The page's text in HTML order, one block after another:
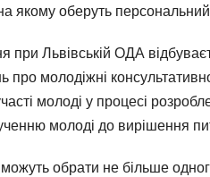
якому оберуть
при Львівській ОДА
молодіжні
молоді у процесі
молоді до вирішення
обрати не більше